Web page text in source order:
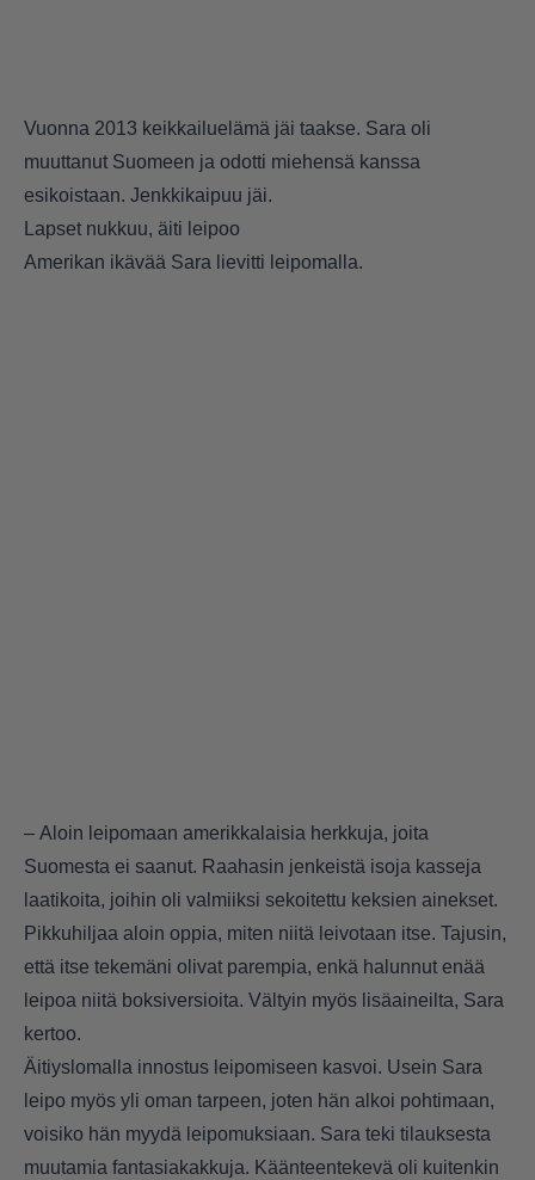
Vuonna 2013 keikkailuelämä jäi taakse. Sara oli
muuttanut Suomeen ja odotti miehensä kanssa
esikoistaan. Jenkkikaipuu jäi.
Lapset nukkuu, äiti leipoo
Amerikan ikävää Sara lievitti leipomalla.
– Aloin leipomaan amerikkalaisia herkkuja, joita
Suomesta ei saanut. Raahasin jenkeistä isoja kasseja
laatikoita, joihin oli valmiiksi sekoitettu keksien ainekset.
Pikkuhiljaa aloin oppia, miten niitä leivotaan itse. Tajusin,
että itse tekemäni olivat parempia, enkä halunnut enää
leipoa niitä boksiversioita. Vältyin myös lisäaineilta, Sara
kertoo.
Äitiyslomalla innostus leipomiseen kasvoi. Usein Sara
leipo myös yli oman tarpeen, joten hän alkoi pohtimaan,
voisiko hän myydä leipomuksiaan. Sara teki tilauksesta
muutamia fantasiakakkuja. Käänteentekevä oli kuitenkin